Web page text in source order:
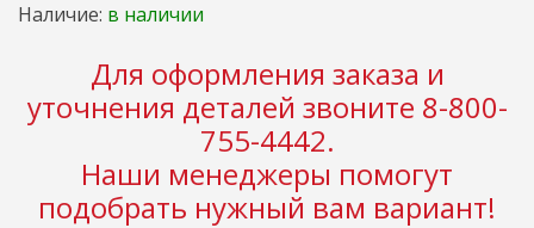
Наличие: в наличии
Для оформления заказа и
уточнения деталей звоните 8-800-
755-4442.
Наши менеджеры помогут
подобрать нужный вам вариант!